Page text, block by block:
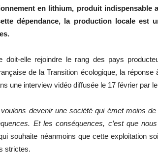
en lithium, produit indispensable
dépendance, la production locale est
doit-elle rejoindre le rang des pays
de la Transition écologique, la
une interview vidéo diffusée le 17 février par
devenir une société qui émet moins
Et les conséquences, c’est que
souhaite néanmoins que cette exploitation
strictes.